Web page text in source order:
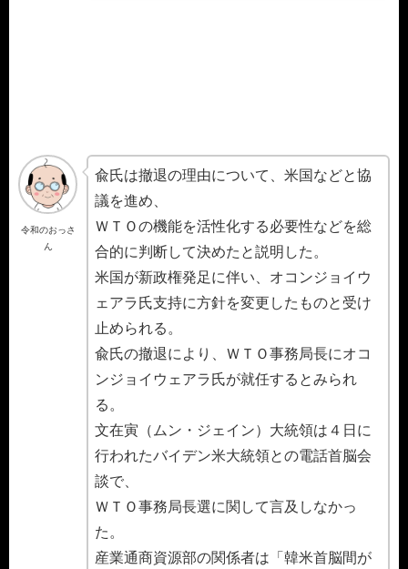
令和のおっさ
ん
兪氏は撤退の理由について、米国などと協
議を進め、
ＷＴＯの機能を活性化する必要性などを総
合的に判断して決めたと説明した。
米国が新政権発足に伴い、オコンジョイウ
ェアラ氏支持に方針を変更したものと受け
止められる。
兪氏の撤退により、ＷＴＯ事務局長にオコ
ンジョイウェアラ氏が就任するとみられ
る。
文在寅（ムン・ジェイン）大統領は４日に
行われたバイデン米大統領との電話首脳会
談で、
ＷＴＯ事務局長選に関して言及しなかっ
た。
産業通商資源部の関係者は「韓米首脳間が